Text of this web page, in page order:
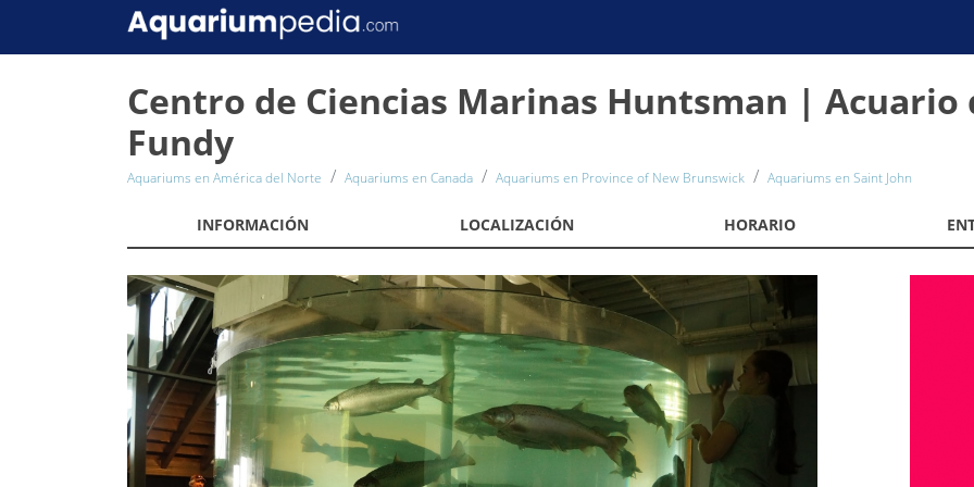
Centro de Ciencias Marinas Huntsman |
Fundy
Aquariums en América del Norte Aquariums en Canada Aquariums en Province of New Brunswick Aquariums en Saint John
INFORMACIÓN LOCALIZACIÓN HORARIO